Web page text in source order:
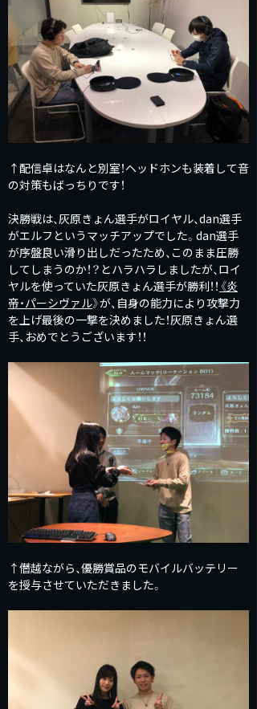
↑配信卓はなんと別室！ヘッドホンも装着して音
の対策もばっちりです！
決勝戦は、灰原きょん選手がロイヤル、dan選手
がエルフというマッチアップでした。dan選手
が序盤良い滑り出しだったため、このまま圧勝
してしまうのか！？とハラハラしましたが、ロイ
ヤルを使っていた灰原きょん選手が勝利！！ 《炎
帝・パーシヴァル》が、自身の能力により攻撃力
を上げ最後の一撃を決めました！灰原きょん選
手、おめでとうございます！！
↑僭越ながら、優勝賞品のモバイルバッテリー
を授与させていただきました。